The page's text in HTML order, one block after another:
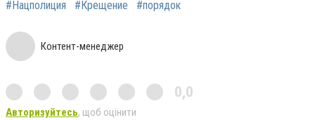
#Нацполиция #Крещение #порядок
Контент-менеджер
0,0
Авторизуйтесь, щоб оцінити